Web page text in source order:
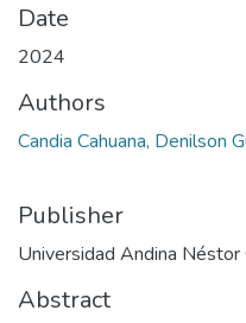
Date
2024
Authors
Candia Cahuana, Denilson
Publisher
Universidad Andina Néstor
Abstract